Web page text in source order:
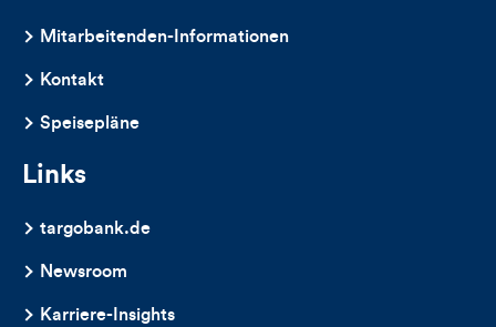
dieses
Artikels
Mitarbeitenden-Informationen
Kontakt
Speisepläne
Links
targobank.de
Newsroom
Karriere-Insights